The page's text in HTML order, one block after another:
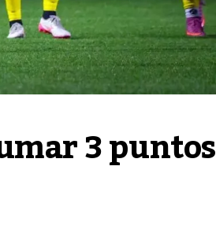
3 puntos